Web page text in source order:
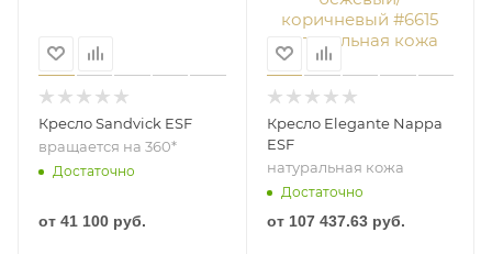
Кресло Sandvick ESF
вращается на 360*
Достаточно
от 41 100 руб.
Кресло Elegante Nappa
ESF
натуральная кожа
Достаточно
от 107 437.63 руб.